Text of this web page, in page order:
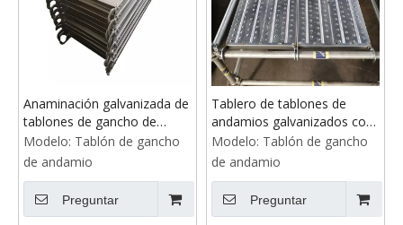
Anaminación galvanizada de
tablones de gancho de
construcción
Modelo: Tablón de gancho
de andamio
Preguntar
Tablero de tablones de
andamios galvanizados con
gancho
Modelo: Tablón de gancho
de andamio
Preguntar